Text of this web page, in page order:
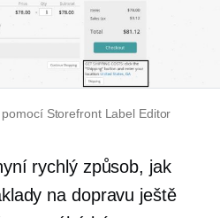
Storefront Label Editor
rychlý způsob, jak
na dopravu ještě